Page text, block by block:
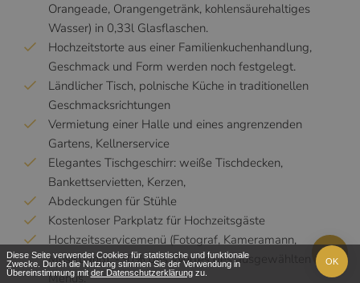
Orangeade, Orangengetränk, kohlensäurehaltiges
Wasser) in 0,33l Glasflaschen.
Hochzeitstorte aus einer Familienkuchenhandlung,
Geschmack und Form werden noch festgelegt.
Ländlicher Tisch, polnische Küche in traditionellen
Geschmacksrichtungen
Vermietung einer Halle und eines angrenzenden
Gartens, Kellnerservice
Elegantes Tischgeschirr: weiße Tischdecken,
Bankettservietten, Kerzen,
Abdeckungen für Stühle
Kostenloser Parkplatz für Hochzeitsgäste
Hochzeitsservicemenü (Fotograf, Kameramann,
Musikband): -30% des Wertes des ausgewählten
Menüs.
Diese Seite verwendet Cookies für statistische und funktionale
Zwecke. Durch die Nutzung stimmen Sie der Verwendung in
Übereinstimmung mit der Datenschutzerklärungzu.
OK